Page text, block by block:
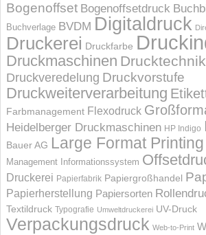
Bogenoffset Bogenoffsetdruck
Buchverlage BVDM Digitaldruck
Druckerei Druckfarbe
Druckmaschinen Drucktechnik
Druckveredelung Druckvorstufe
Druckweiterverarbeitung
Farbmanagement Flexodruck
Heidelberger Druckmaschinen HP Indigo
Bauer AG Large Format Printing
Management Informations­system
Druckerei Papierfabrik Papiergroßhandel
Papierherstellung Papiersorten
Textildruck Typografie Umweltdruckerei UV-Druck
Verpackungsdruck Web-to-Print